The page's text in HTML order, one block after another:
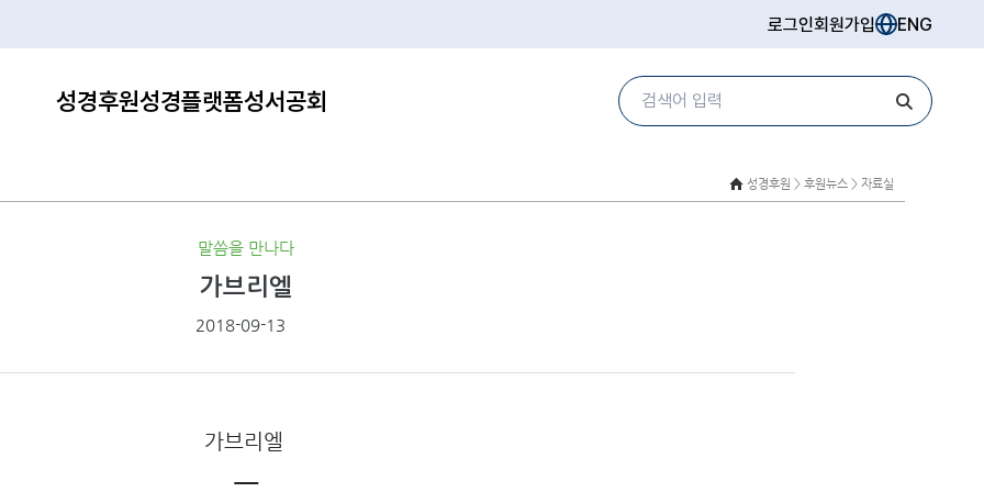
로그인회원가입 ENG
성경후원성경플랫폼성서공회
성경후원 > 후원뉴스 > 자료실
말씀을 만나다
가브리엘
2018-09-13
가브리엘
ㅡ